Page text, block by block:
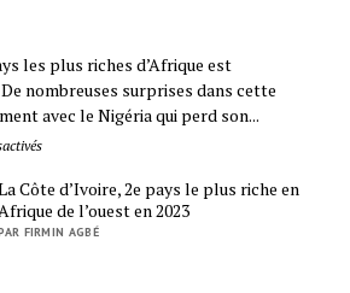
les plus riches d’Afrique est
nombreuses surprises dans cette
avec le Nigéria qui perd son...
Côte d’Ivoire, 2e pays le plus riche en
de l’ouest en 2023
FIRMIN AGBÉ